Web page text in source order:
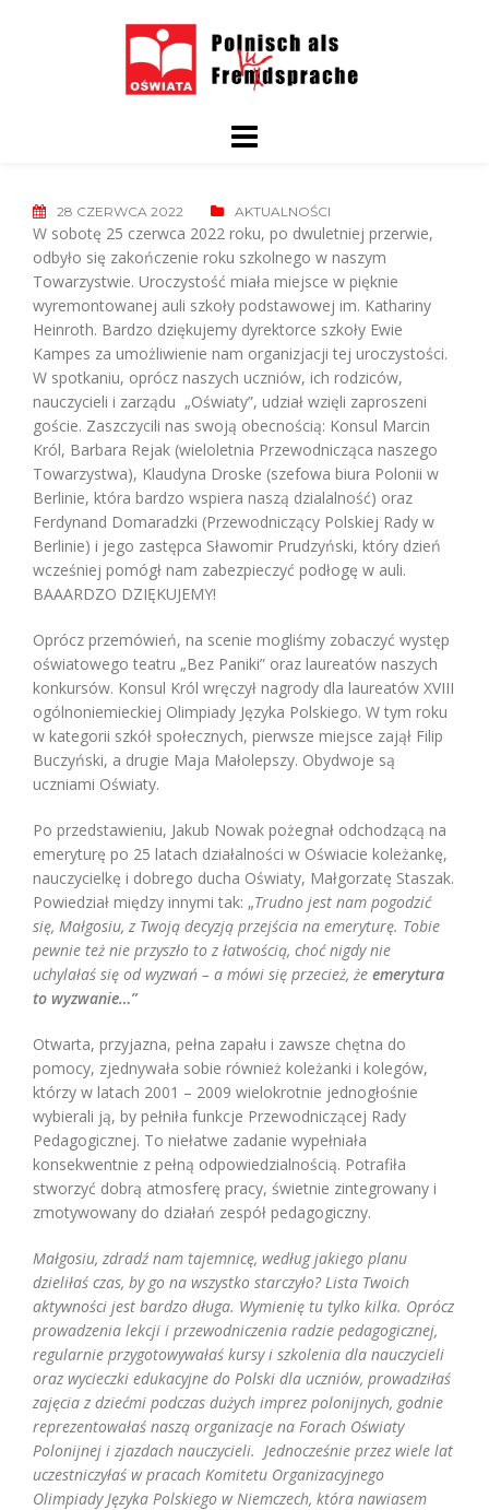
28 CZERWCA 2022 AKTUALNOŚCI
W sobotę 25 czerwca 2022 roku, po dwuletniej przerwie,
odbyło się zakończenie roku szkolnego w naszym
Towarzystwie. Uroczystość miała miejsce w pięknie
wyremontowanej auli szkoły podstawowej im. Kathariny
Heinroth. Bardzo dziękujemy dyrektorce szkoły Ewie
Kampes za umożliwienie nam organizjacji tej uroczystości.
W spotkaniu, oprócz naszych uczniów, ich rodziców,
nauczycieli i zarządu „Oświaty”, udział wzięli zaproszeni
goście. Zaszczycili nas swoją obecnością: Konsul Marcin
Król, Barbara Rejak (wieloletnia Przewodnicząca naszego
Towarzystwa), Klaudyna Droske (szefowa biura Polonii w
Berlinie, która bardzo wspiera naszą dzialalność) oraz
Ferdynand Domaradzki (Przewodniczący Polskiej Rady w
Berlinie) i jego zastępca Sławomir Prudzyński, który dzień
wcześniej pomógł nam zabezpieczyć podłogę w auli.
BAAARDZO DZIĘKUJEMY!
Oprócz przemówień, na scenie mogliśmy zobaczyć występ
oświatowego teatru „Bez Paniki” oraz laureatów naszych
konkursów. Konsul Król wręczył nagrody dla laureatów XVIII
ogólnoniemieckiej Olimpiady Języka Polskiego. W tym roku
w kategorii szkół społecznych, pierwsze miejsce zajął Filip
Buczyński, a drugie Maja Małolepszy. Obydwoje są
uczniami Oświaty.
Po przedstawieniu, Jakub Nowak pożegnał odchodzącą na
emeryturę po 25 latach działalności w Oświacie koleżankę,
nauczycielkę i dobrego ducha Oświaty, Małgorzatę Staszak.
Powiedział między innymi tak: „Trudno jest nam pogodzić
się, Małgosiu, z Twoją decyzją przejścia na emeryturę. Tobie
pewnie też nie przyszło to z łatwością, choć nigdy nie
uchylałaś się od wyzwań – a mówi się przecież, że emerytura
to wyzwanie…”
Otwarta, przyjazna, pełna zapału i zawsze chętna do
pomocy, zjednywała sobie również koleżanki i kolegów,
którzy w latach 2001 – 2009 wielokrotnie jednogłośnie
wybierali ją, by pełniła funkcje Przewodniczącej Rady
Pedagogicznej. To niełatwe zadanie wypełniała
konsekwentnie z pełną odpowiedzialnością. Potrafiła
stworzyć dobrą atmosferę pracy, świetnie zintegrowany i
zmotywowany do działań zespół pedagogiczny.
Małgosiu, zdradź nam tajemnicę, według jakiego planu
dzieliłaś czas, by go na wszystko starczyło? Lista Twoich
aktywności jest bardzo długa. Wymienię tu tylko kilka. Oprócz
prowadzenia lekcji i przewodniczenia radzie pedagogicznej,
regularnie przygotowywałaś kursy i szkolenia dla nauczycieli
oraz wycieczki edukacyjne do Polski dla uczniów, prowadziłaś
zajęcia z dziećmi podczas dużych imprez polonijnych, godnie
reprezentowałaś naszą organizacje na Forach Oświaty
Polonijnej i zjazdach nauczycieli. Jednocześnie przez wiele lat
uczestniczyłaś w pracach Komitetu Organizacyjnego
Olimpiady Języka Polskiego w Niemczech, która nawiasem